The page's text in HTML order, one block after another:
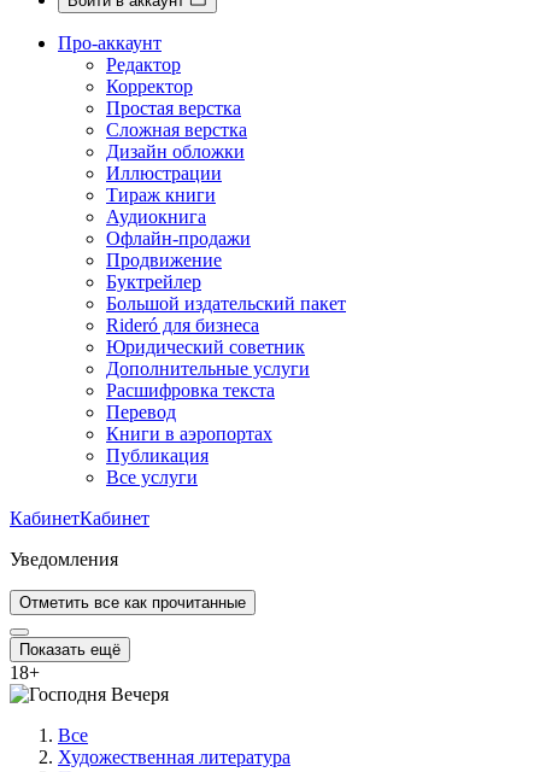
Про-аккаунт
Редактор
Корректор
Простая верстка
Сложная верстка
Дизайн обложки
Иллюстрации
Тираж книги
Аудиокнига
Офлайн-продажи
Продвижение
Буктрейлер
Большой издательский пакет
Rideró для бизнеса
Юридический советник
Дополнительные услуги
Расшифровка текста
Перевод
Книги в аэропортах
Публикация
Все услуги
КабинетКабинет
Уведомления
Отметить все как прочитанные
Показать ещё
18+
Все
Художественная литература